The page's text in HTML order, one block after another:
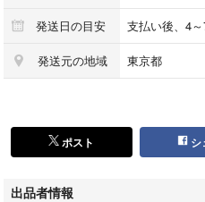
・A…汚れやダメージがない、また
・B…着用感が少なく、汚れやダメ
・C…着用感があり、汚れやダメー
・D…汚れやダメージが目立つもの
ません。
また、汚れや破れ等の記載もして
発送日の目安 支払い後、4
発送元の地域 東京都
ポスト シ
出品者情報